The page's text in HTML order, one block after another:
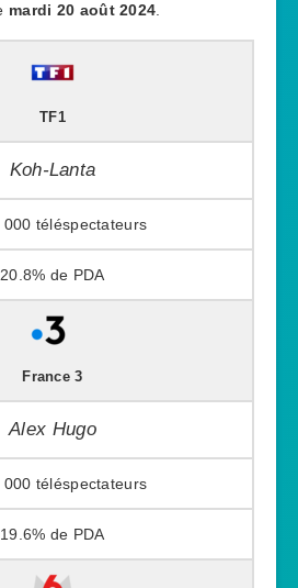
mardi 20 août 2024
TF1
Koh-Lanta
000
20.8%
France 3
Alex Hugo
000
19.6%